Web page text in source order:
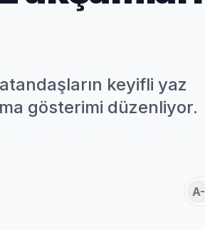
keyifli yaz
gösterimi düzenliyor.
A-